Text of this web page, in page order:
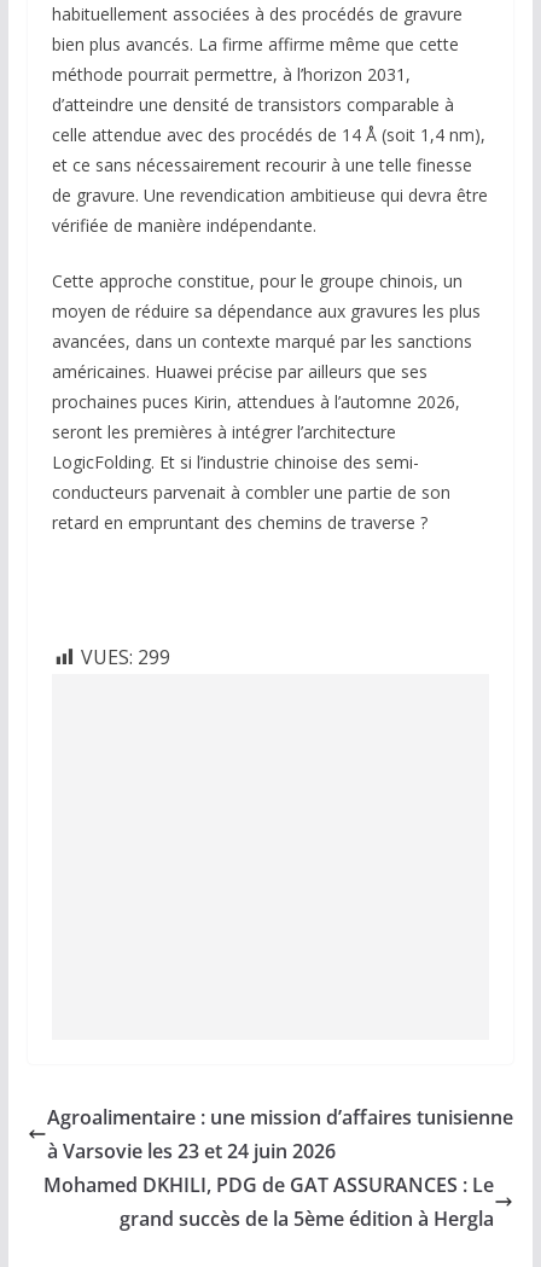
habituellement associées à des procédés de gravure
bien plus avancés. La firme affirme même que cette
méthode pourrait permettre, à l’horizon 2031,
d’atteindre une densité de transistors comparable à
celle attendue avec des procédés de 14 Å (soit 1,4 nm),
et ce sans nécessairement recourir à une telle finesse
de gravure. Une revendication ambitieuse qui devra être
vérifiée de manière indépendante.
Cette approche constitue, pour le groupe chinois, un
moyen de réduire sa dépendance aux gravures les plus
avancées, dans un contexte marqué par les sanctions
américaines. Huawei précise par ailleurs que ses
prochaines puces Kirin, attendues à l’automne 2026,
seront les premières à intégrer l’architecture
LogicFolding. Et si l’industrie chinoise des semi-
conducteurs parvenait à combler une partie de son
retard en empruntant des chemins de traverse ?
VUES: 299
Agroalimentaire : une mission d’affaires tunisienne
à Varsovie les 23 et 24 juin 2026
Mohamed DKHILI, PDG de GAT ASSURANCES : Le
grand succès de la 5ème édition à Hergla